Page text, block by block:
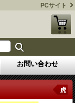
PCサイト
お問い合わせ
虎